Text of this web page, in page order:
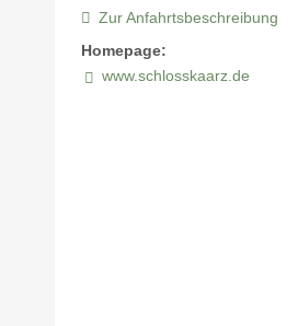
Zur Anfahrtsbeschreibung
Homepage:
www.schlosskaarz.de